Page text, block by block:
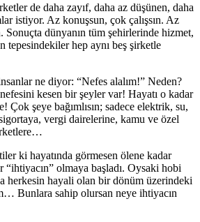
de daha zayıf, daha az düşünen, daha
istiyor. Az konuşsun, çok çalışsın. Az
Sonuçta dünyanın tüm şehirlerinde hizmet,
tepesindekiler hep aynı beş şirketle
ne diyor: “Nefes alalım!” Neden?
kesen bir şeyler var! Hayatı o kadar
Çok şeye bağımlısın; sadece elektrik, su,
vergi dairelerine, kamu ve özel
ki hayatında görmesen ölene kadar
“ihtiyacın” olmaya başladı. Oysaki hobi
herkesin hayali olan bir dönüm üzerindeki
Bunlara sahip olursan neye ihtiyacın